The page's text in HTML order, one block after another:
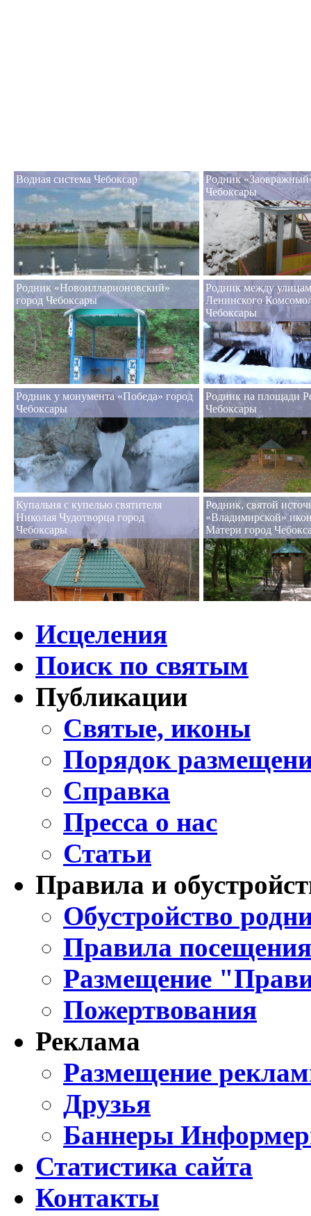
Водная система Чебоксар
Родник
Чебоксары
Родник «Новоилларионовский»
город Чебоксары
Родник между
Ленинского
Чебоксары
Родник у монумента «Победа» город
Чебоксары
Родник на площади
Чебоксары
Купальня с купелью святителя
Николая Чудотворца город
Чебоксары
Родник, святой
«Владимирской»
Матери город
Исцеления
Поиск по святым
Публикации
Святые, иконы
Порядок
Справка
Пресса о нас
Статьи
Правила и
Обустройство
Правила
Размещение
Пожертвования
Реклама
Размещение
Друзья
Баннеры
Статистика сайта
Контакты